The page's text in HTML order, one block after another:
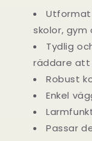
Utformat
skolor,
Tydlig
räddare
Robust
Enkel
Passar